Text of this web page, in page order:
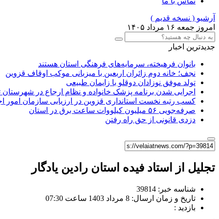
آرشیو ( نسخه قدیم )
امروز جمعه ۱۶ مرداد ۱۴۰۵
جدیدترین اخبار
بانوان فرهیخته، سرمایه‌های فرهنگی استان هستند
نجف؛ خانه دوم زائران اربعین با میزبانی موکب اوقاف قزوین
تولد موفق نوزادان دوقلو با زایمان طبیعی
اجرایی شدن برنامه پزشک خانواده و نظام ارجاع در شهرستان
کسب رتبه نخست استانداری قزوین در ارزیابی سازمان امور
صرفه‌جویی ۵۶ میلیون کیلووات‌ ساعت برق در استان
دزدی قانونی از حق راه رفتن
تجلیل از استاد فیده استان رادین یادگار
شناسه خبر: 39814
تاریخ و زمان ارسال: 8 مرداد 1403 ساعت 07:30
بازدید :